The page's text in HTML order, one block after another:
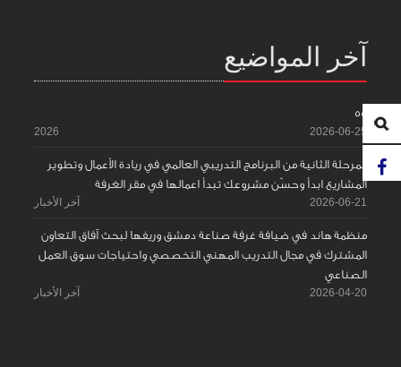
آخر المواضيع
55
2026-06-25
2026
المرحلة الثانية من البرنامج التدريبي العالمي في ريادة الأعمال وتطوير
المشاريع ابدأ وحسّن مشروعك تبدأ اعمالها في مقر الغرفة
2026-06-21 آخر الأخبار
منظمة هاند في ضيافة غرفة صناعة دمشق وريفها لبحث آفاق التعاون
المشترك في مجال التدريب المهني التخصصي واحتياجات سوق العمل
الصناعي
2026-04-20 آخر الأخبار